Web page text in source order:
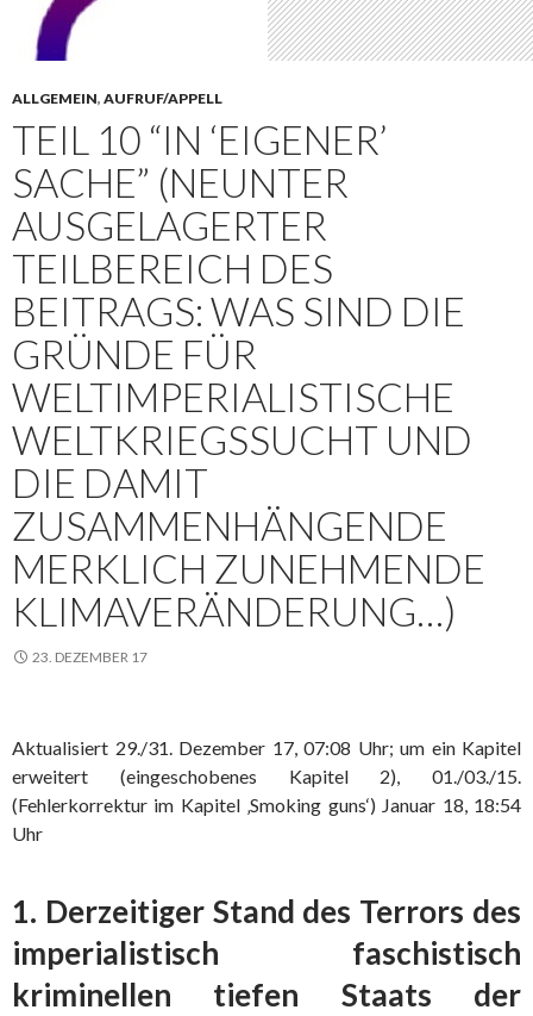
ALLGEMEIN, AUFRUF/APPELL
TEIL 10 “IN ‘EIGENER’
SACHE” (NEUNTER
AUSGELAGERTER
TEILBEREICH DES
BEITRAGS: WAS SIND DIE
GRÜNDE FÜR
WELTIMPERIALISTISCHE
WELTKRIEGSSUCHT UND
DIE DAMIT
ZUSAMMENHÄNGENDE
MERKLICH ZUNEHMENDE
KLIMAVERÄNDERUNG…)
23. DEZEMBER 17
Aktualisiert 29./31. Dezember 17, 07:08 Uhr; um ein Kapitel
erweitert (eingeschobenes Kapitel 2), 01./03./15.
(Fehlerkorrektur im Kapitel ‚Smoking guns‘) Januar 18, 18:54
Uhr
1. Derzeitiger Stand des Terrors des
imperialistisch faschistisch
kriminellen tiefen Staats der